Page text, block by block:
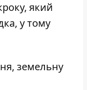
який
у тому
земельну